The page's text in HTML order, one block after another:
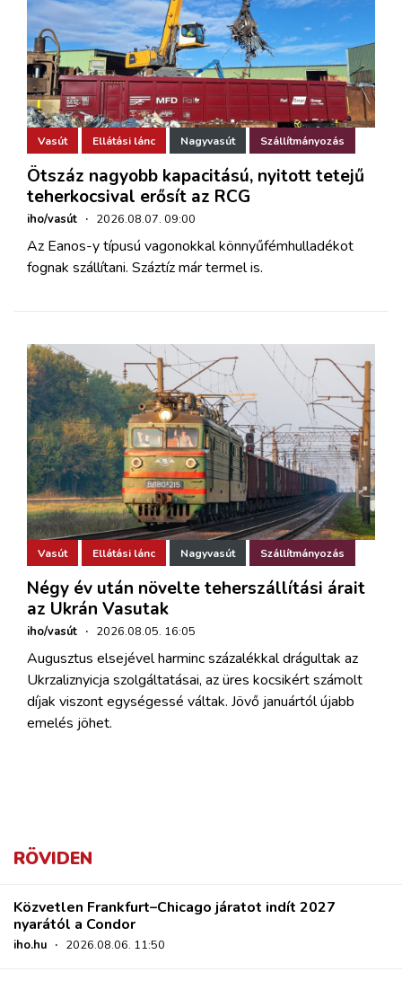
Vasút Ellátási lánc Nagyvasút Szállítmányozás
Ötszáz nagyobb kapacitású, nyitott tetejű
teherkocsival erősít az RCG
iho/vasút · 2026.08.07. 09:00
Az Eanos-y típusú vagonokkal könnyűfémhulladékot
fognak szállítani. Száztíz már termel is.
Vasút Ellátási lánc Nagyvasút Szállítmányozás
Négy év után növelte teherszállítási árait
az Ukrán Vasutak
iho/vasút · 2026.08.05. 16:05
Augusztus elsejével harminc százalékkal drágultak az
Ukrzaliznyicja szolgáltatásai, az üres kocsikért számolt
díjak viszont egységessé váltak. Jövő januártól újabb
emelés jöhet.
RÖVIDEN
Közvetlen Frankfurt–Chicago járatot indít 2027
nyarától a Condor
iho.hu · 2026.08.06. 11:50